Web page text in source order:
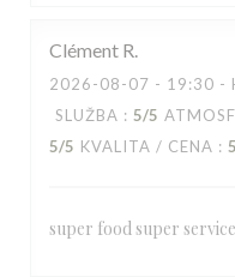
Clément R
2026-08-07 - 19:30 -
SLUŽBA : 5/5
5/5 KVALITA / CENA : 5
super food super service